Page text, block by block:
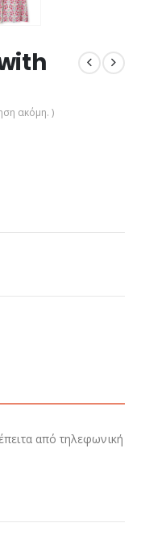
ακόμη. )
από τηλεφωνική